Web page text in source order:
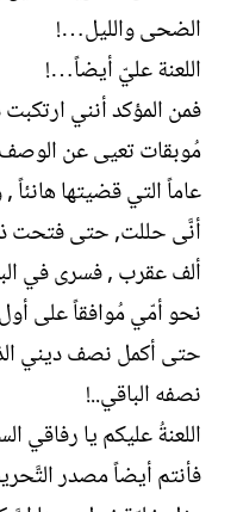
الضحى والليل…!
اللعنة عليّ أيضاً…!
فمن المؤكد أنني
مُوبقات تعيى عن
عاماً التي قضيتها هانئاً
أنَّى حللت, حتى فتحت
ألف عقرب , فسرى في
نحو أمّي مُوافقاً على
حتى أكمل نصف ديني
نصفه الباقي..!
اللعنةُ عليكم يا رفاقي
فأنتم أيضاً مصدر